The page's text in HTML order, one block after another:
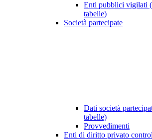
Enti pubblici vigilati
tabelle)
Società partecipate
Dati società
tabelle)
Provvedimenti
Enti di diritto privato